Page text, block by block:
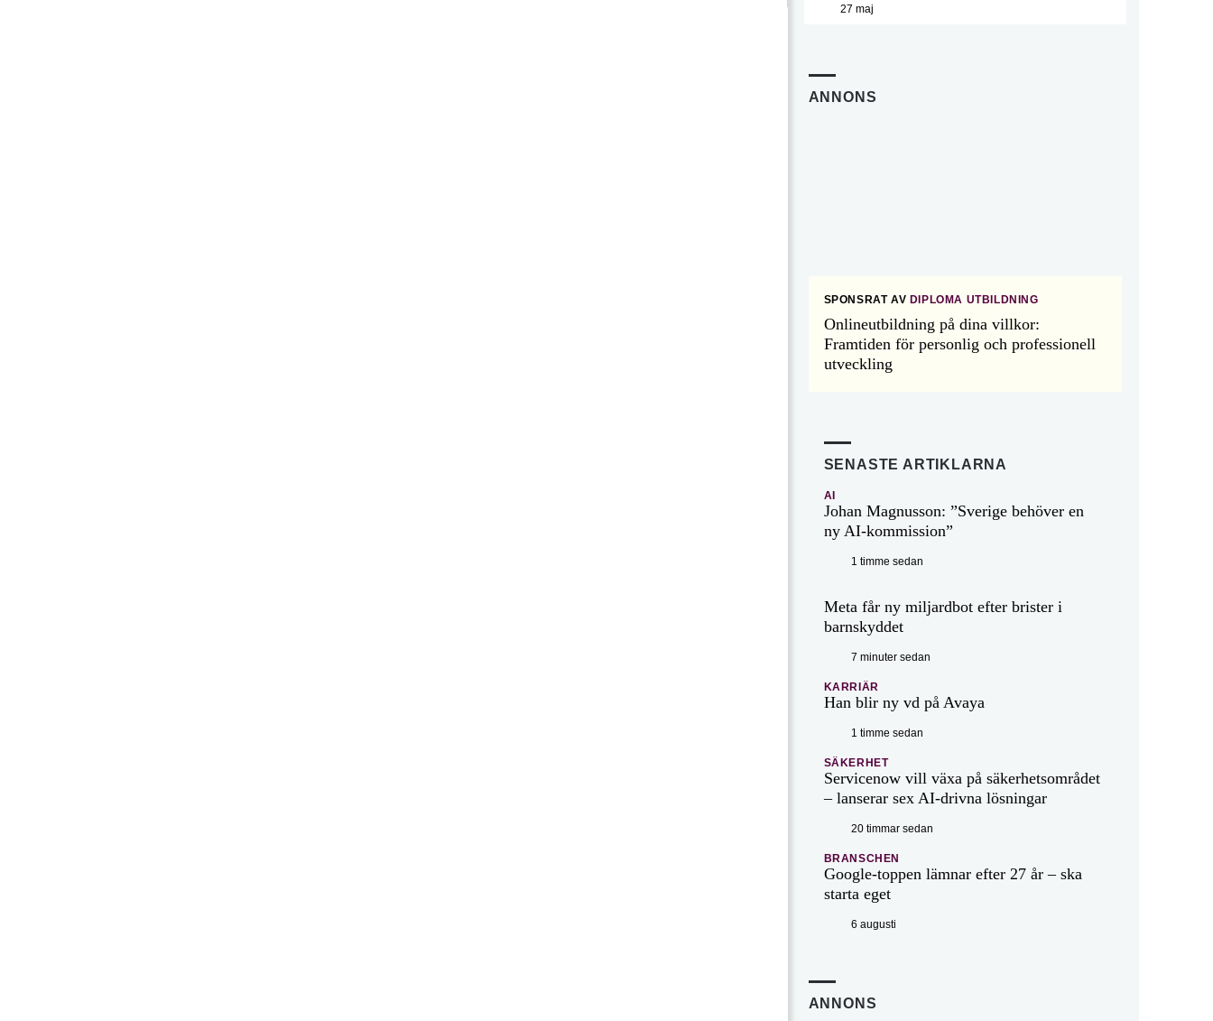
27 maj
ANNONS
SPONSRAT AV DIPLOMA UTBILDNING
Onlineutbildning på dina villkor:
Framtiden för personlig och professionell
utveckling
SENASTE ARTIKLARNA
AI
Johan Magnusson: ”Sverige behöver en
ny AI-kommission”
1 timme sedan
Meta får ny miljardbot efter brister i
barnskyddet
7 minuter sedan
KARRIÄR
Han blir ny vd på Avaya
1 timme sedan
SÄKERHET
Servicenow vill växa på säkerhetsområdet
– lanserar sex AI-drivna lösningar
20 timmar sedan
BRANSCHEN
Google-toppen lämnar efter 27 år – ska
starta eget
6 augusti
ANNONS